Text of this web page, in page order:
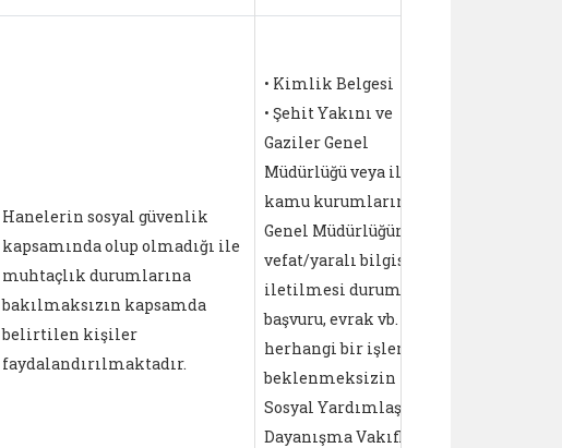
Hanelerin sosyal güvenlik
kapsamında olup olmadığı ile
muhtaçlık durumlarına
bakılmaksızın kapsamda
belirtilen kişiler
faydalandırılmaktadır.
• Kimlik Belgesi
• Şehit Yakını ve
Gaziler Genel
Müdürlüğü veya ilgili
kamu kurumlarınca
Genel Müdürlüğümüze
vefat/yaralı bilgisi
iletilmesi durumunda
başvuru, evrak vb.
herhangi bir işlem
beklenmeksizin ilgili
Sosyal Yardımlaşma ve
Dayanışma Vakıflarına